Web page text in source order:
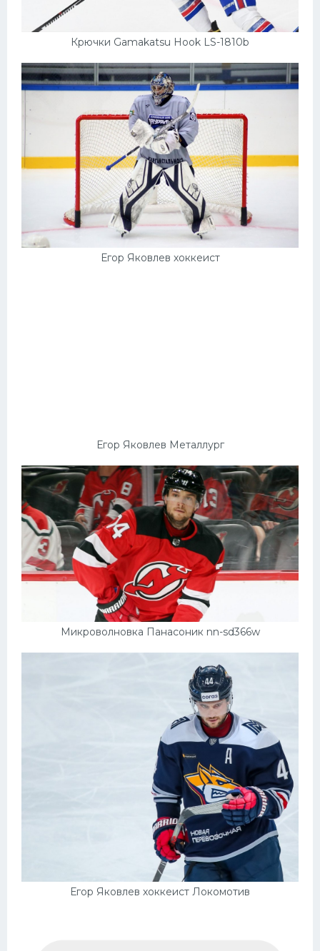
Крючки Gamakatsu Hook LS-1810b
Егор Яковлев хоккеист
Егор Яковлев Металлург
Микроволновка Панасоник nn-sd366w
Егор Яковлев хоккеист Локомотив